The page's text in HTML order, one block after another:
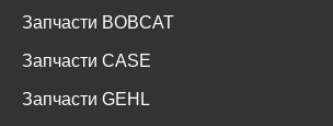
Запчасти BOBCAT
Запчасти CASE
Запчасти GEHL